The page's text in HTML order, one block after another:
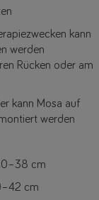
kann
werden
Rücken oder am
kann Mosa auf
werden
cm
cm